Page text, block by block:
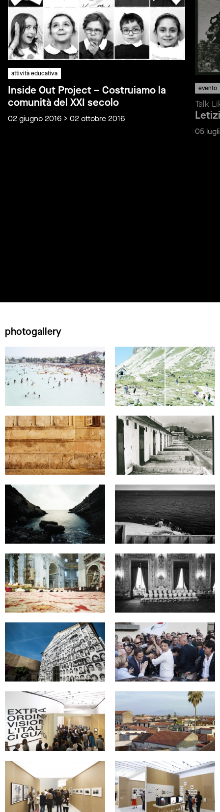
attività educativa
Inside Out Project – Costruiamo la
comunità del XXI secolo
02 giugno 2016 > 02 ottobre 2016
evento
Talk
05
photogallery